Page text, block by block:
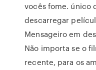
vocês fome. único
descarregar
Mensageiro em
Não importa se o
recente, para os